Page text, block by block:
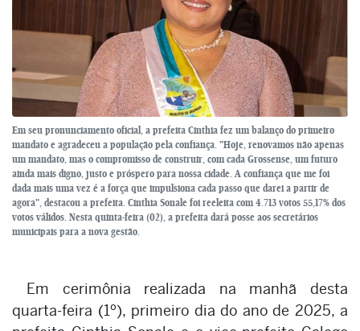
Em seu pronunciamento oficial, a prefeita Cinthia fez um balanço do primeiro
mandato e agradeceu a população pela confiança. "Hoje, renovamos não apenas
um mandato, mas o compromisso de construir, com cada Grossense, um futuro
ainda mais digno, justo e próspero para nossa cidade. A confiança que me foi
dada mais uma vez é a força que impulsiona cada passo que darei a partir de
agora", destacou a prefeita. Cinthia Sonale foi reeleita com 4.713 votos 55,17% dos
votos válidos. Nesta quinta-feira (02), a prefeita dará posse aos secretários
municipais para a nova gestão.
Em cerimônia realizada na manhã desta
quarta-feira (1º), primeiro dia do ano de 2025, a